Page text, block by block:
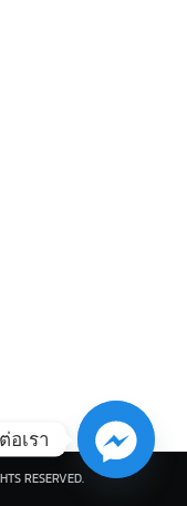
RESERVED.
อเรา